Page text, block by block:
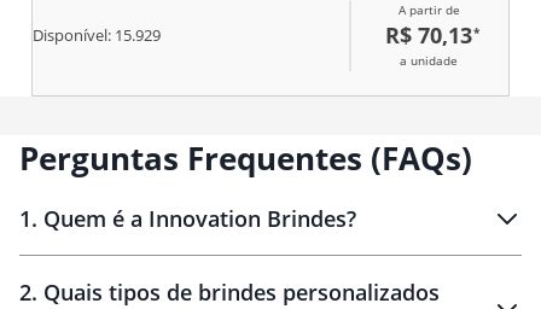
Disponível: 15.929
A partir de
R$ 70,13*
a unidade
Perguntas Frequentes (FAQs)
1. Quem é a Innovation Brindes?
Brindes personalizados
2. Quais tipos de brindes personalizados